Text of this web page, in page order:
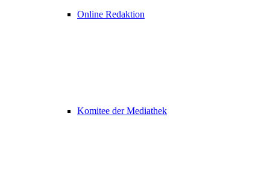
Online Redaktion
Komitee der Mediathek